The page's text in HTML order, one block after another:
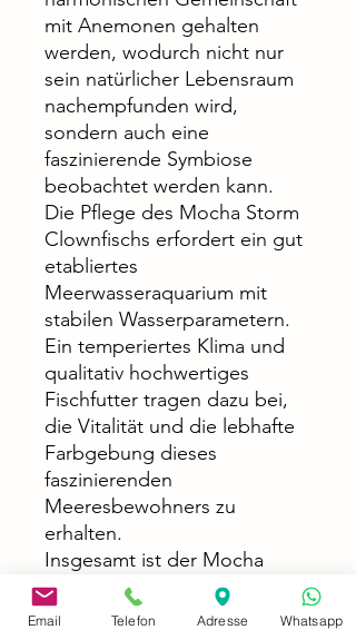
mit Anemonen gehalten
werden, wodurch nicht nur
sein natürlicher Lebensraum
nachempfunden wird,
sondern auch eine
faszinierende Symbiose
beobachtet werden kann.
Die Pflege des Mocha Storm
Clownfischs erfordert ein gut
etabliertes
Meerwasseraquarium mit
stabilen Wasserparametern.
Ein temperiertes Klima und
qualitativ hochwertiges
Fischfutter tragen dazu bei,
die Vitalität und die lebhafte
Farbgebung dieses
faszinierenden
Meeresbewohners zu
erhalten.
Insgesamt ist der Mocha
Storm Clownfisch nicht nur
ein Schmuckstück für
Email Telefon Adresse Whatsapp